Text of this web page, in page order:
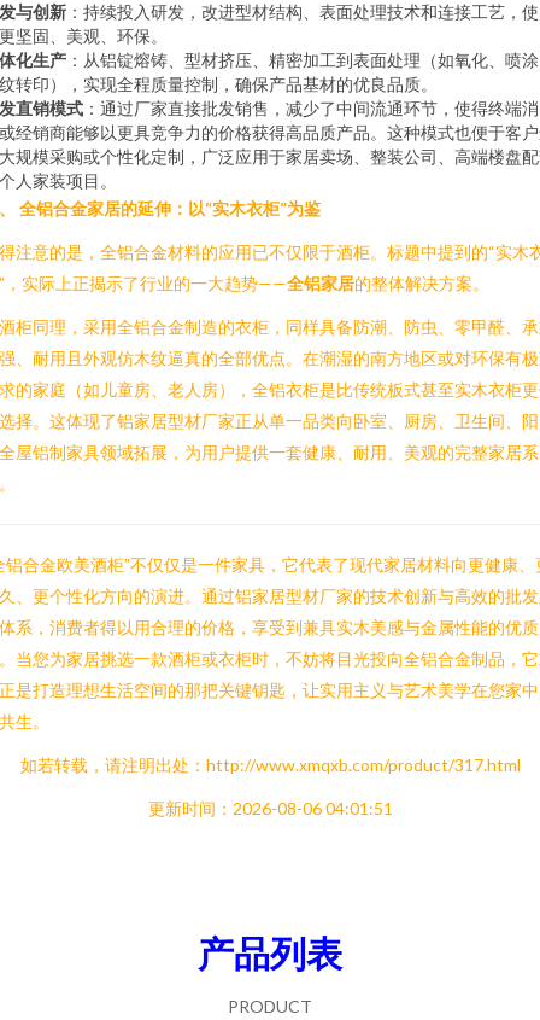
与创新 ：持续投入研发，改进型材结构、表面处理技术和连接工艺，
坚固、美观、环保。
化生产 ：从铝锭熔铸、型材挤压、精密加工到表面处理（如氧化、喷
转印），实现全程质量控制，确保产品基材的优良品质。
直销模式 ：通过厂家直接批发销售，减少了中间流通环节，使得终端
经销商能够以更具竞争力的价格获得高品质产品。这种模式也便于客
规模采购或个性化定制，广泛应用于家居卖场、整装公司、高端楼盘
人家装项目。
全铝合金家居的延伸：以“实木衣柜”为鉴
注意的是，全铝合金材料的应用已不仅限于酒柜。标题中提到的“实木
，实际上正揭示了行业的一大趋势——全铝家居的整体解决方案。
柜同理，采用全铝合金制造的衣柜，同样具备防潮、防虫、零甲醛、
、耐用且外观仿木纹逼真的全部优点。在潮湿的南方地区或对环保有
的家庭（如儿童房、老人房），全铝衣柜是比传统板式甚至实木衣柜
择。这体现了铝家居型材厂家正从单一品类向卧室、厨房、卫生间、
屋铝制家具领域拓展，为用户提供一套健康、耐用、美观的完整家居系
铝合金欧美酒柜”不仅仅是一件家具，它代表了现代家居材料向更健康、
、更个性化方向的演进。通过铝家居型材厂家的技术创新与高效的批
系，消费者得以用合理的价格，享受到兼具实木美感与金属性能的优
当您为家居挑选一款酒柜或衣柜时，不妨将目光投向全铝合金制品，
是打造理想生活空间的那把关键钥匙，让实用主义与艺术美学在您家
生。
如若转载，请注明出处：http://www.xmqxb.com/product/317.html
更新时间：2026-08-06 04:01:51
产品列表
PRODUCT